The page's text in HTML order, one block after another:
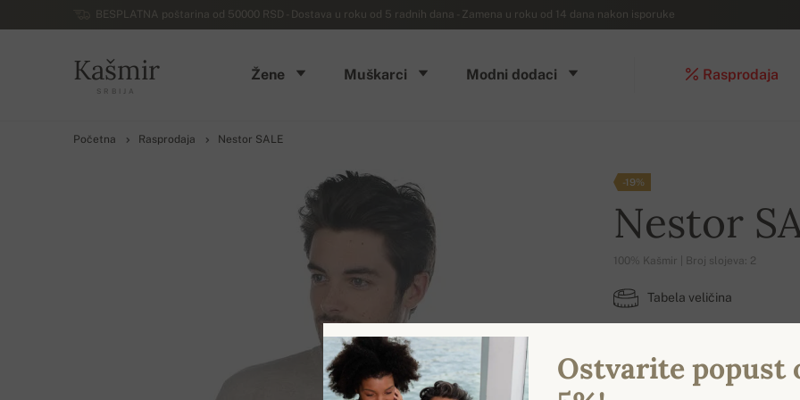
BESPLATNA poštarina od 50000 RSD - Dostava u roku od 5 radnih dana - Zamena u roku od 14 dana nakon isporuke
Kašmir
SRBIJA
Žene Muškarci Modni dodaci Rasprodaja
Početna Rasprodaja Nestor SALE
-19%
Nestor
100% Kašmir | Broj slojeva: 2
Tabela veličina
Ostvarite popust